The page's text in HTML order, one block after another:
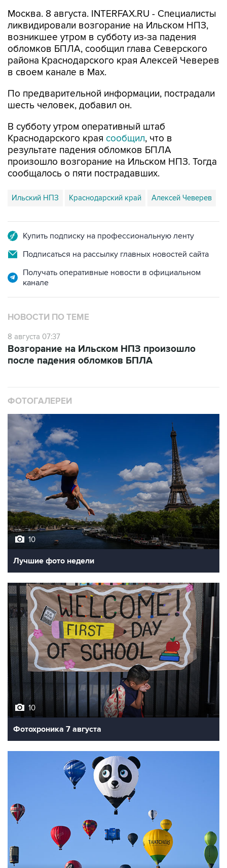
Москва. 8 августа. INTERFAX.RU - Специалисты
ликвидировали возгорание на Ильском НПЗ,
возникшее утром в субботу из-за падения
обломков БПЛА, сообщил глава Северского
района Краснодарского края Алексей Чеверев
в своем канале в Max.
По предварительной информации, пострадали
шесть человек, добавил он.
В субботу утром оперативный штаб
Краснодарского края сообщил, что в
результате падения обломков БПЛА
произошло возгорание на Ильском НПЗ. Тогда
сообщалось о пяти пострадавших.
Ильский НПЗ Краснодарский край Алексей Чеверев
Купить подписку на профессиональную ленту
Подписаться на рассылку главных новостей сайта
Получать оперативные новости в официальном
канале
НОВОСТИ ПО ТЕМЕ
8 августа 07:37
Возгорание на Ильском НПЗ произошло
после падения обломков БПЛА
ФОТОГАЛЕРЕИ
10
Лучшие фото недели
10
Фотохроника 7 августа